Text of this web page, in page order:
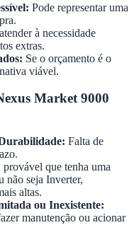
Pode representar uma
à necessidade
extras.
Se o orçamento é o
viável.
Market 9000
Falta de
provável que tenha uma
não seja Inverter,
altas.
ou Inexistente:
manutenção ou acionar